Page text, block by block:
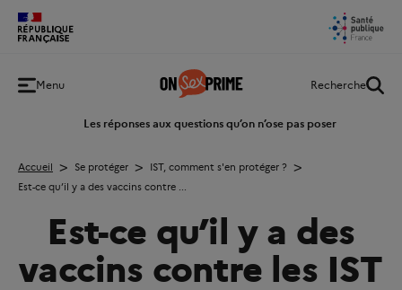
Menu
Retour
l'accueil
Recherche
Les réponses aux questions qu’on n’ose pas poser
Accueil Se protéger
IST, comment s'en protéger ?
Est-ce qu’il y a des vaccins contre ...
Est-ce qu’il y a des
vaccins contre les IST